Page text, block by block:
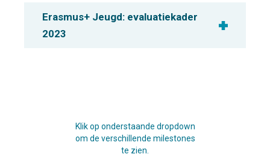
Erasmus+ Jeugd: evaluatiekader
2023
Klik op onderstaande dropdown
om de verschillende milestones
te zien.